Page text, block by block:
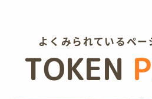
よくみられているペ
TOKEN